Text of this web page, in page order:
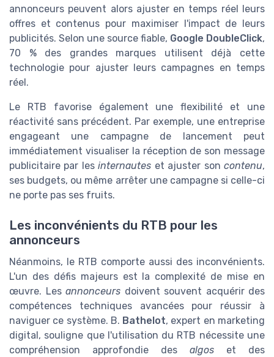
annonceurs peuvent alors ajuster en temps réel leurs
offres et contenus pour maximiser l'impact de leurs
publicités. Selon une source fiable, Google DoubleClick,
70 % des grandes marques utilisent déjà cette
technologie pour ajuster leurs campagnes en temps
réel.
Le RTB favorise également une flexibilité et une
réactivité sans précédent. Par exemple, une entreprise
engageant une campagne de lancement peut
immédiatement visualiser la réception de son message
publicitaire par lesinternautes et ajuster soncontenu,
ses budgets, ou même arrêter une campagne si celle-ci
ne porte pas ses fruits.
Les inconvénients du RTB pour les
annonceurs
Néanmoins, le RTB comporte aussi des inconvénients.
L'un des défis majeurs est la complexité de mise en
œuvre. Les annonceurs doivent souvent acquérir des
compétences techniques avancées pour réussir à
naviguer ce système. B. Bathelot, expert en marketing
digital, souligne que l'utilisation du RTB nécessite une
compréhension approfondie des algos et des